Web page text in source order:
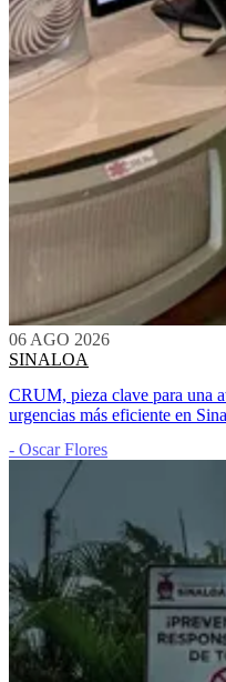
06 AGO 2026
SINALOA
CRUM, pieza clave para una
urgencias más eficiente en
- Oscar Flores